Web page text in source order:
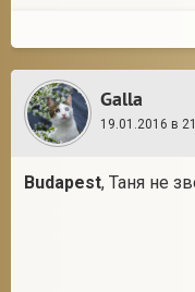
Galla
19.01.2016 в
Budapest, Таня не